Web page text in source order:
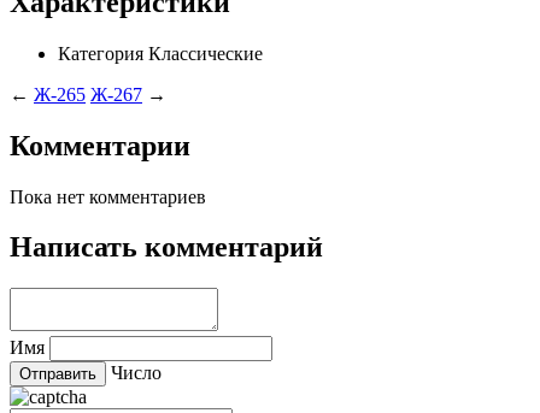
Категория Классические
← Ж-265 Ж-267 →
Комментарии
Пока нет комментариев
Написать комментарий
Имя
Число